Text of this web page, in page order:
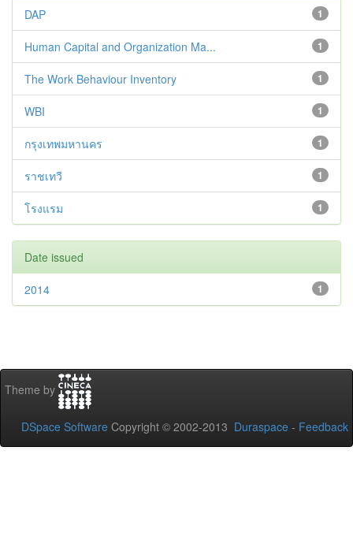
1
DAP
1
Human Capital and Organization Ma...
1
The Work Behaviour Inventory
1
WBI
1
กรุงเทพมหานคร
1
ราชเทวี
1
โรงแรม
Date issued
1
2014
Theme by
DSpace Software Copyright © 2002-2013 Duraspace - Feedback